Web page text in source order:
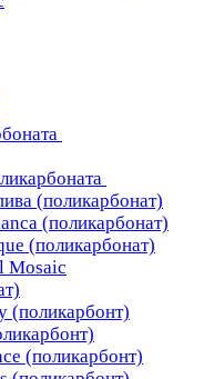
(поликарбонат)
(поликарбонат)
(поликарбонат)
Mosaic
(поликарбонт)
(поликарбонт)